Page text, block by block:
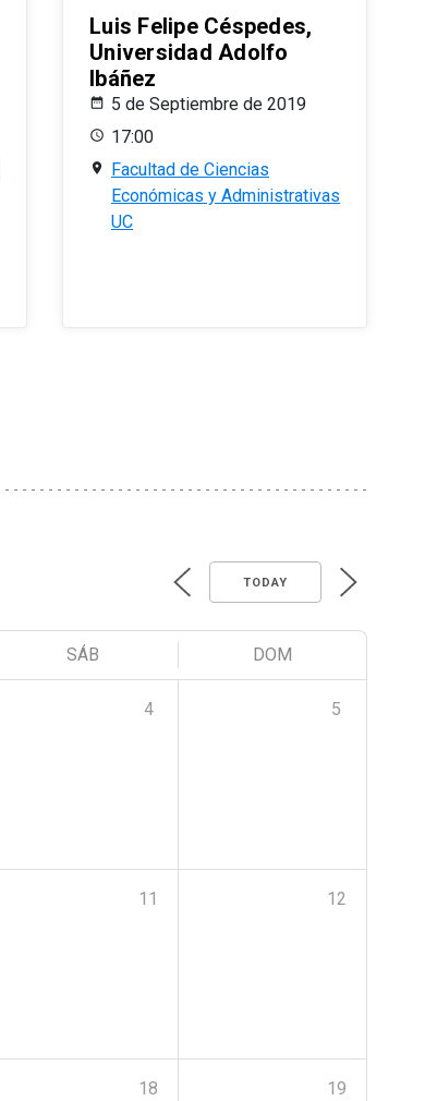
Luis Felipe Céspedes,
Universidad Adolfo
Ibáñez
5 de Septiembre de 2019
17:00
Facultad de Ciencias
Económicas y Administrativas
UC
TODAY
SÁB DOM
4 5
11 12
18 19